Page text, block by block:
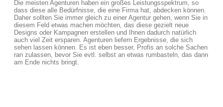
Die meisten Agenturen haben ein großes Leistungsspektrum, so
dass diese alle Bedürfnisse, die eine Firma hat, abdecken können.
Daher sollten Sie immer gleich zu einer Agentur gehen, wenn Sie in
diesem Feld etwas machen möchten, das diese gezielt neue
Designs oder Kampagnen erstellen und Ihnen dadurch natürlich
auch viel Zeit ersparen. Agenturen liefern Ergebnisse, die sich
sehen lassen können. Es ist eben besser, Profis an solche Sachen
ran zulassen, bevor Sie evtl. selbst an etwas rumbasteln, das dann
am Ende nichts bringt.